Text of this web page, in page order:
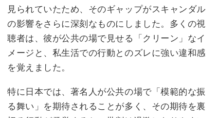
見られていたため、そのギャップがスキャンダル
の影響をさらに深刻なものにしました。多くの視
聴者は、彼が公共の場で見せる「クリーン」なイ
メージと、私生活での行動とのズレに強い違和感
を覚えました。
特に日本では、著名人が公共の場で「模範的な振
る舞い」を期待されることが多く、その期待を裏